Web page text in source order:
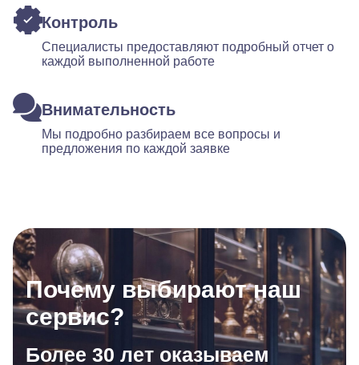
Контроль
Специалисты предоставляют подробный отчет о
каждой выполненной работе
Внимательность
Мы подробно разбираем все вопросы и
предложения по каждой заявке
Почему выбирают наш
сервис?
Более 30 лет оказываем